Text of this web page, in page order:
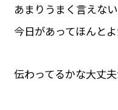
あまりうまく言えな
今日があってほんと
伝わってるかな大丈